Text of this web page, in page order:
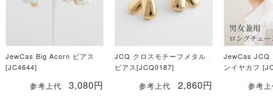
JewCas Big Acorn ピアス
[JC4644]
参考上代
3,080円
JCQ クロスモチーフメタル
ピアス[JCQ0187]
参考上代
2,860円
JewCas JCQ
ンイヤカフ
参考